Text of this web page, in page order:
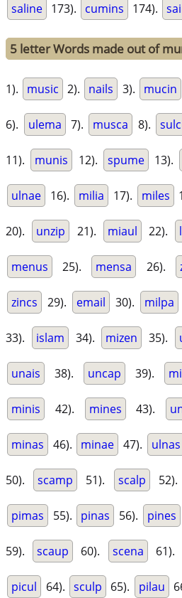
saline 173). cumins 174).
5 letter Words made out of
1). music 2). nails 3). mucin
6). ulema 7). musca 8).
11). munis 12). spume 13).
ulnae 16). milia 17). miles
20). unzip 21). miaul 22).
menus 25). mensa 26).
zincs 29). email 30). milpa
33). islam 34). mizen 35).
unais 38). uncap 39).
minis 42). mines 43).
minas 46). minae 47). ulnas
50). scamp 51). scalp 52).
pimas 55). pinas 56). pines
59). scaup 60). scena 61).
picul 64). sculp 65). pilau